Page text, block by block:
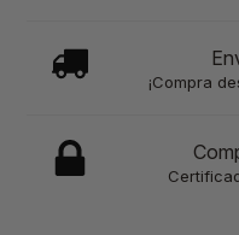
¡Compra